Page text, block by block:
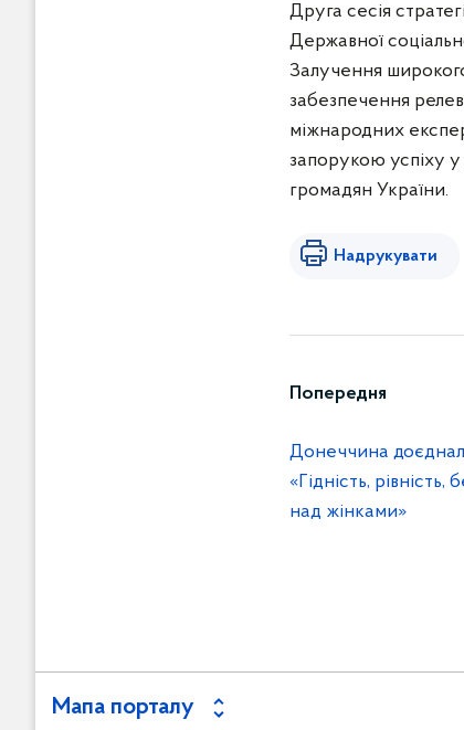
Друга сесія
Державної
Залучення
забезпечення
міжнародних
запорукою успіху у
громадян України.
Надрукувати
Попередня
Донеччина
«Гідність,
над жінками»
Мапа порталу